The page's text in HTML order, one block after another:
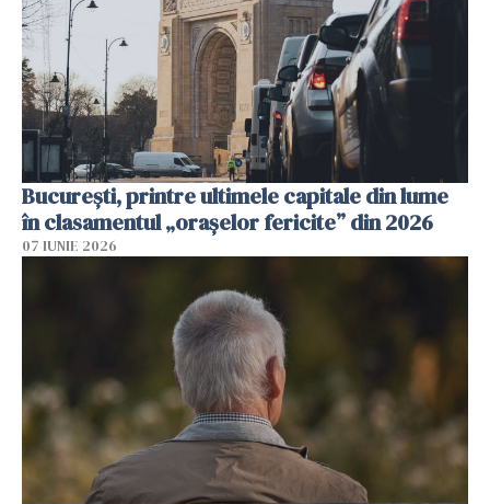
București, printre ultimele capitale din lume
în clasamentul „orașelor fericite” din 2026
07 IUNIE 2026